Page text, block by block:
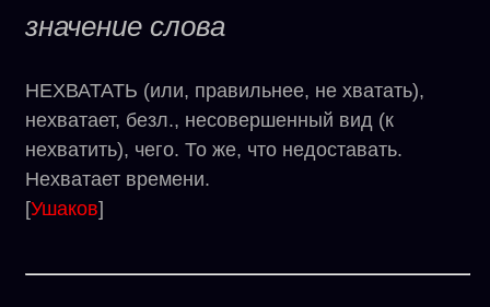
значение слова
НЕХВАТАТЬ (или, правильнее, не хватать),
нехватает, безл., несовершенный вид (к
нехватить), чего. То же, что недоставать.
Нехватает времени.
[Ушаков]